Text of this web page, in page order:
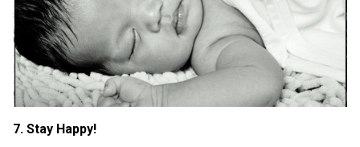
7. Stay Happy!